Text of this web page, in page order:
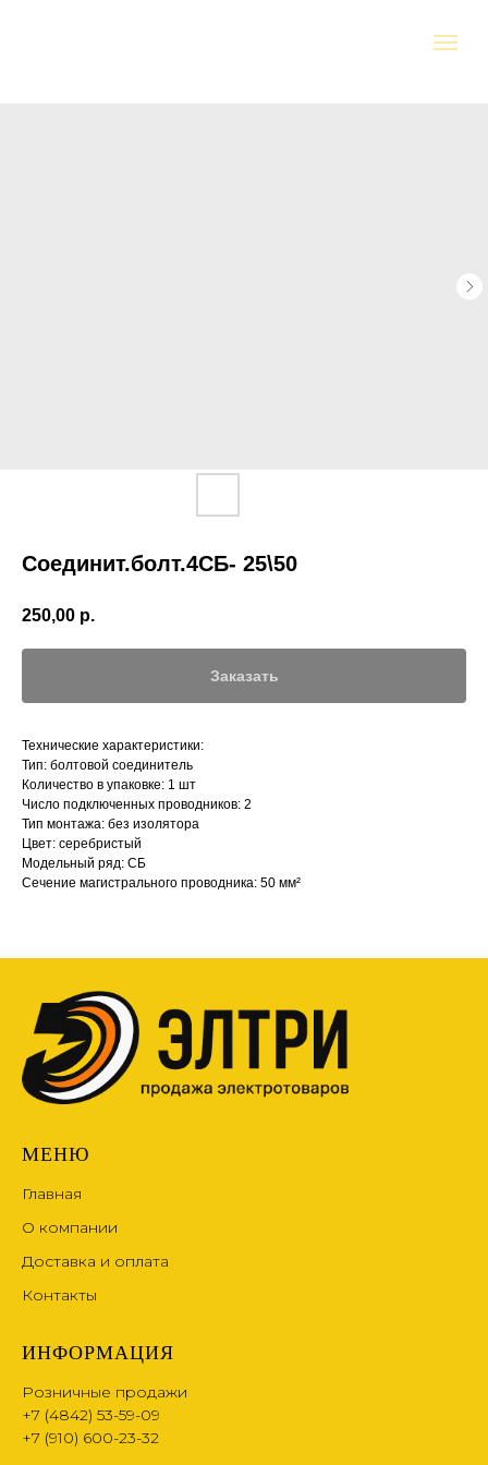
Соединит.болт.4СБ- 25\50
250,00 р.
Заказать
Технические характеристики:
Тип: болтовой соединитель
Количество в упаковке: 1 шт
Число подключенных проводников: 2
Тип монтажа: без изолятора
Цвет: серебристый
Модельный ряд: СБ
Сечение магистрального проводника: 50 мм²
МЕНЮ
Главная
О компании
Доставка и оплата
Контакты
ИНФОРМАЦИЯ
Розничные продажи
+7 (4842) 53-59-09
+7 (910) 600-23-32